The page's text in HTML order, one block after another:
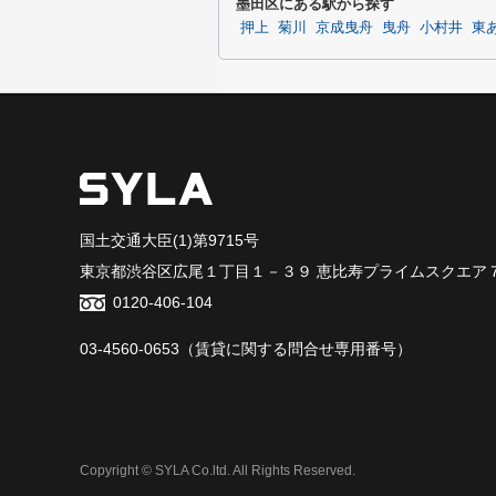
墨田区にある駅から探す
押上 菊川 京成曳舟 曳舟 小村井 東
国土交通大臣(1)第9715号
東京都渋谷区広尾１丁目１－３９ 恵比寿プライムスクエア
0120-406-104
03-4560-0653 （賃貸に関する問合せ専用番号）
Copyright © SYLA Co.ltd. All Rights Reserved.